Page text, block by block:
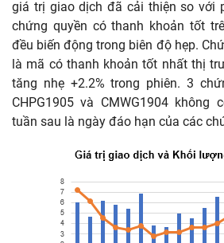
giá trị giao dịch đã cải thiện so với
chứng quyền có thanh khoản tốt
đều biến động trong biên độ hẹp.
là mã có thanh khoản tốt nhất thị
tăng nhẹ +2.2% trong phiên. 3
CHPG1905 và CMWG1904
tuần sau là ngày đáo hạn của các